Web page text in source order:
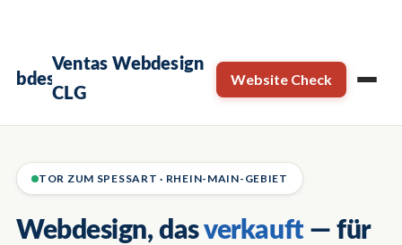
Ventas Webdesign
CLG
Website Check
TOR ZUM SPESSART · RHEIN-MAIN-GEBIET
Webdesign, dasverkauft— für